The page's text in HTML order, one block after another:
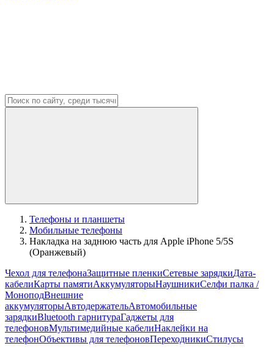
Телефоны и планшеты
Мобильные телефоны
Накладка на заднюю часть для Apple iPhone 5/5S
(Оранжевый)
Чехол для телефонаЗащитные пленкиСетевые зарядкиДата-
кабелиКарты памятиАккумуляторыНаушникиСелфи палка /
МоноподВнешние
аккумуляторыАвтодержательАвтомобильные
зарядкиBluetooth гарнитураГаджеты для
телефоновМультимедийные кабелиНаклейки на
телефонОбъективы для телефоновПереходникиСтилусы